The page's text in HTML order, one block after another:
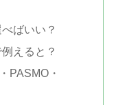
ばいい？
えると？
PASMO・